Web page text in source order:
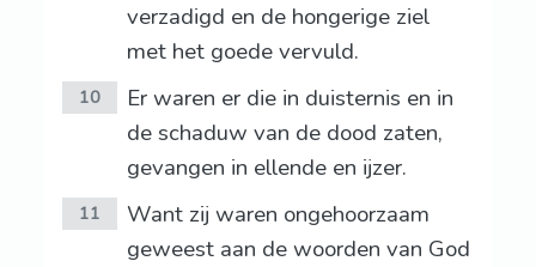
verzadigd en de hongerige ziel
met het goede vervuld.
10
Er waren er die in duisternis en in
de schaduw van de dood zaten,
gevangen in ellende en ijzer.
11
Want zij waren ongehoorzaam
geweest aan de woorden van God